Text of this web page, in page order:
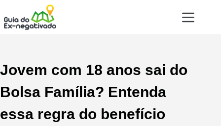
Jovem com 18 anos sai do
Bolsa Família? Entenda
essa regra do benefício